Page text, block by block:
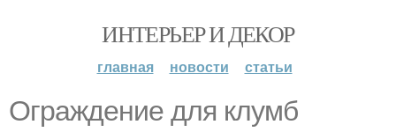
ИНТЕРЬЕР И ДЕКОР
главная новости статьи
Ограждение для клумб